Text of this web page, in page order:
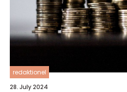
redaktionel
28. July 2024